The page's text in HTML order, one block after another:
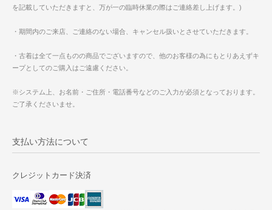
を記載していただきますと、万が一の臨時休業の際はご連絡差し上げます。)
・期間内のご来店、ご連絡のない場合、キャンセル扱いとさせていただきます。
・古着は全て一点ものの商品でございますので、他のお客様の為にもとりあえずキ
ープとしてのご購入はご遠慮ください。
※システム上、お名前・ご住所・電話番号などのご入力が必須となっております。
ご了承くださいませ。
支払い方法について
クレジットカード決済